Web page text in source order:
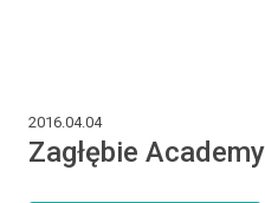
2016.04.04
Zagłębie